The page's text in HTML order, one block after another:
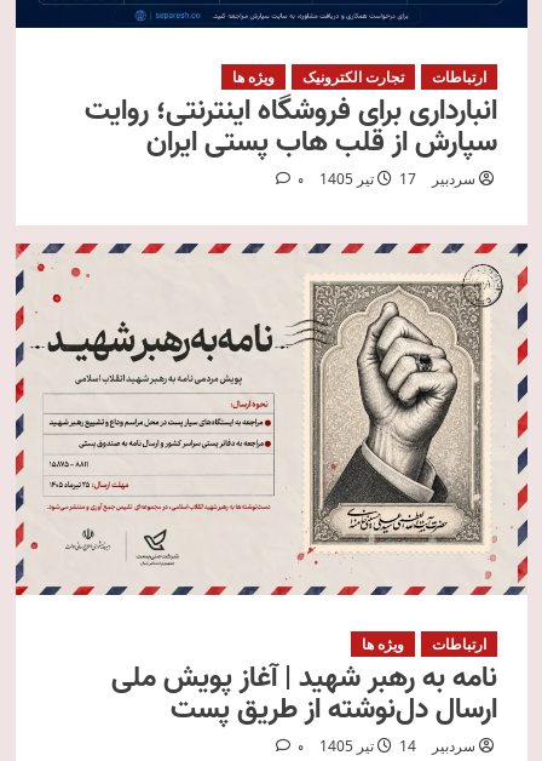
ارتباطات تجارت الکترونیک ویژه ها
انبارداری برای فروشگاه اینترنتی؛ روایت
سپارش از قلب هاب پستی ایران
سردبیر 17 تیر 1405 0
ارتباطات ویژه ها
نامه به رهبر شهید | آغاز پویش ملی
ارسال دل‌نوشته از طریق پست
سردبیر 14 تیر 1405 0